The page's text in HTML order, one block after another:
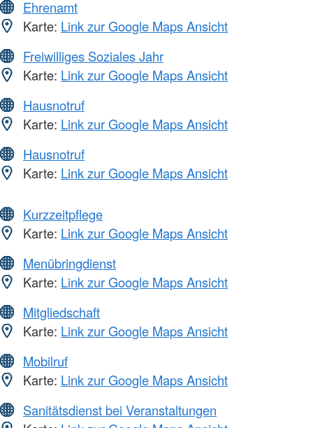
Ehrenamt
Karte: Link zur Google Maps Ansicht
Freiwilliges Soziales Jahr
Karte: Link zur Google Maps Ansicht
Hausnotruf
Karte: Link zur Google Maps Ansicht
Hausnotruf
Karte: Link zur Google Maps Ansicht
Kurzzeitpflege
Karte: Link zur Google Maps Ansicht
Menübringdienst
Karte: Link zur Google Maps Ansicht
Mitgliedschaft
Karte: Link zur Google Maps Ansicht
Mobilruf
Karte: Link zur Google Maps Ansicht
Sanitätsdienst bei Veranstaltungen